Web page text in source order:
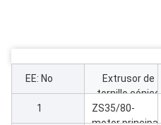
EE: No
Extrusor de
tornillo cónico
gemelo de PVC
1
ZS35/80-